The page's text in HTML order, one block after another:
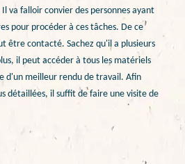
va falloir convier des personnes ayant
pour procéder à ces tâches. De ce
être contacté. Sachez qu'il a plusieurs
il peut accéder à tous les matériels
d'un meilleur rendu de travail. Afin
détaillées, il suffit de faire une visite de